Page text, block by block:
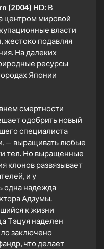
(2004) HD: В
центром мировой
власти
жестоко подавляя
На далеких
ресурсы
Японии
смертности
одобрить новый
специалиста
— выращивать любые
тел. Но выращенные
клонов развязывает
и у
одна надежда
Адзумы.
к жизни
Тэцуя наделен
заключено
что делает